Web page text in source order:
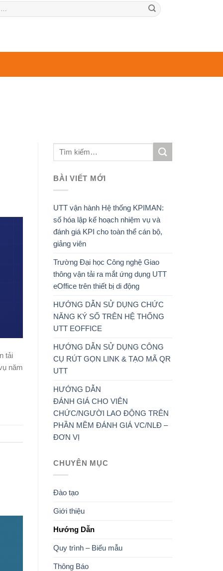
tải
năm
BÀI VIẾT MỚI
UTT vận hành Hệ thống KPIMAN:
số hóa lập kế hoạch nhiệm vụ và
đánh giá KPI cho toàn thể cán bộ,
giảng viên
Trường Đại học Công nghệ Giao
thông vận tải ra mắt ứng dụng UTT
eOffice trên thiết bị di động
HƯỚNG DẪN SỬ DỤNG CHỨC
NĂNG KÝ SỐ TRÊN HỆ THỐNG
UTT EOFFICE
HƯỚNG DẪN SỬ DỤNG CÔNG
CỤ RÚT GỌN LINK & TẠO MÃ QR
UTT
HƯỚNG DẪN
ĐÁNH GIÁ CHO VIÊN
CHỨC/NGƯỜI LAO ĐỘNG TRÊN
PHẦN MỀM ĐÁNH GIÁ VC/NLĐ –
ĐƠN VỊ
CHUYÊN MỤC
Đào tạo
Giới thiệu
Hướng Dẫn
Quy trình – Biểu mẫu
Thông Báo